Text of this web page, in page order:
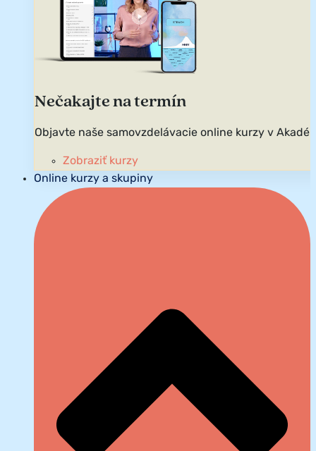
Nečakajte na termín
Objavte naše samovzdelávacie online kurzy v
Zobraziť kurzy
Online kurzy a skupiny